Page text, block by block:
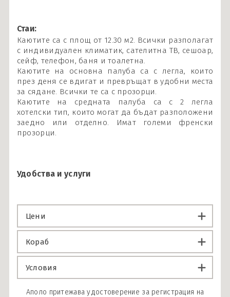
Стаи:
Каютите са с площ от 12.30 м2. Всички разполагат
с индивидуален климатик, сателитна ТВ, сешоар,
сейф, телефон, баня и тоалетна.
Каютите на основна палуба са с легла, които
през деня се вдигат и превръщат в удобни места
за сядане. Всички те са с прозорци.
Каютите на средната палуба са с 2 легла
хотелски тип, които могат да бъдат разположени
заедно или отделно. Имат големи френски
прозорци.
Удобства и услуги
Цени
Кораб
Условия
Аполо притежава удостоверение за регистрация на